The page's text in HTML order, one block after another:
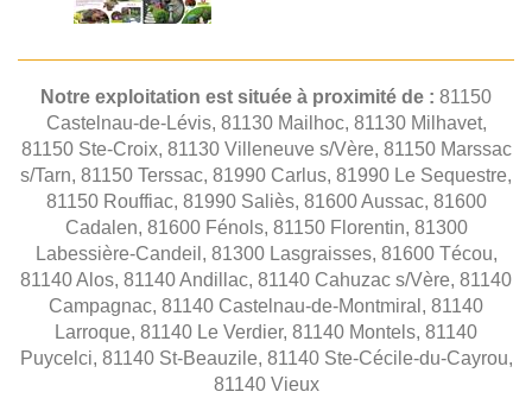
Notre exploitation est située à proximité de : 81150
Castelnau-de-Lévis, 81130 Mailhoc, 81130 Milhavet,
81150 Ste-Croix, 81130 Villeneuve s/Vère, 81150 Marssac
s/Tarn, 81150 Terssac, 81990 Carlus, 81990 Le Sequestre,
81150 Rouffiac, 81990 Saliès, 81600 Aussac, 81600
Cadalen, 81600 Fénols, 81150 Florentin, 81300
Labessière-Candeil, 81300 Lasgraisses, 81600 Técou,
81140 Alos, 81140 Andillac, 81140 Cahuzac s/Vère, 81140
Campagnac, 81140 Castelnau-de-Montmiral, 81140
Larroque, 81140 Le Verdier, 81140 Montels, 81140
Puycelci, 81140 St-Beauzile, 81140 Ste-Cécile-du-Cayrou,
81140 Vieux